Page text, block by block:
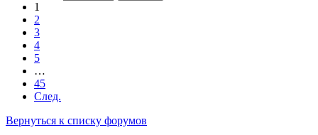
1
2
3
4
5
…
45
След.
Вернуться к списку форумов